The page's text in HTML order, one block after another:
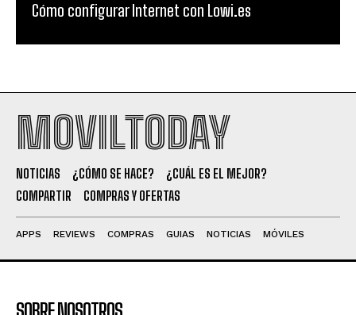
Cómo configurar Internet con Lowi.es
MOVILTODAY
NOTICIAS ¿CÓMO SE HACE?
¿CUÁL ES EL MEJOR?
COMPARTIR
COMPRAS Y OFERTAS
APPS REVIEWS COMPRAS GUIAS NOTICIAS MÓVILES